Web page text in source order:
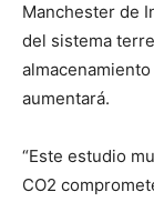
Manchester de
del sistema
aumentará.
“Este estudio
CO2